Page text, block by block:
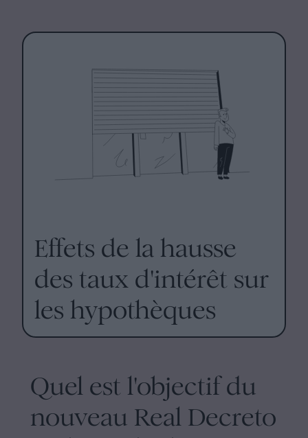
Effets de la hausse
des taux d'intérêt sur
les hypothèques
Quel est l'objectif du
nouveau Real Decreto